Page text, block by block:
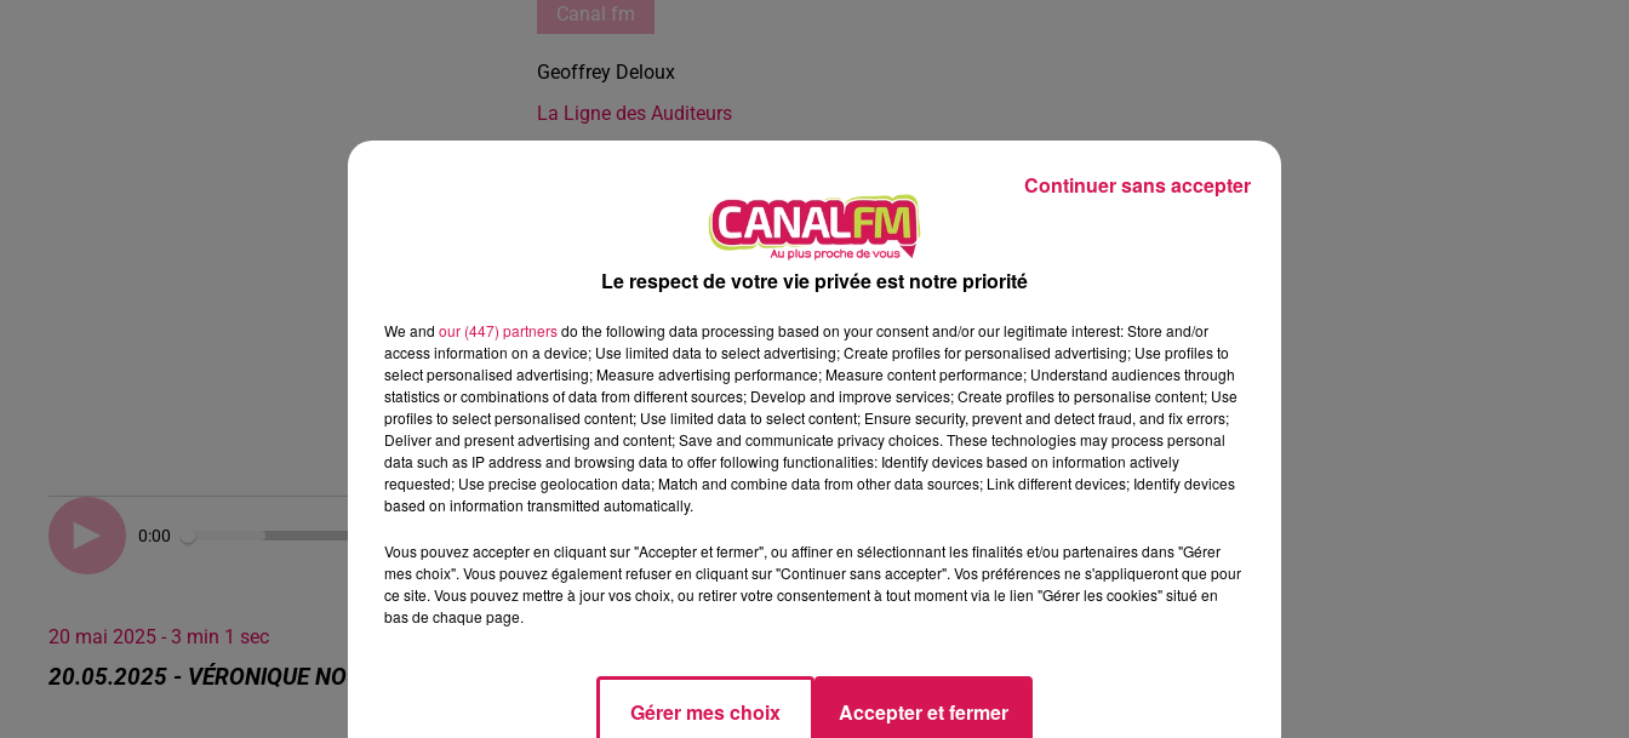
Canal fm
Geoffrey Deloux
La Ligne des Auditeurs
0:00
20 mai 2025 - 3 min 1 sec
20.05.2025 - VÉRONIQUE NOUS PARLE DES MINI BONBONS
Le respect de votre vie privée est notre priorité
We and our (447) partnersdo the following data processing based on your consent and/or our legitimate interest: Store and/or
access information on a device; Use limited data to select advertising; Create profiles for personalised advertising; Use profiles to
select personalised advertising; Measure advertising performance; Measure content performance; Understand audiences through
statistics or combinations of data from different sources; Develop and improve services; Create profiles to personalise content; Use
profiles to select personalised content; Use limited data to select content; Ensure security, prevent and detect fraud, and fix errors;
Deliver and present advertising and content; Save and communicate privacy choices. These technologies may process personal
data such as IP address and browsing data to offer following functionalities: Identify devices based on information actively
requested; Use precise geolocation data; Match and combine data from other data sources; Link different devices; Identify devices
based on information transmitted automatically.
Vous pouvez accepter en cliquant sur "Accepter et fermer", ou affiner en sélectionnant les finalités et/ou partenaires dans "Gérer
mes choix". Vous pouvez également refuser en cliquant sur "Continuer sans accepter". Vos préférences ne s'appliqueront que pour
ce site. Vous pouvez mettre à jour vos choix, ou retirer votre consentement à tout moment via le lien "Gérer les cookies" situé en
bas de chaque page.
Gérer mes choix Accepter et fermer
Continuer sans accepter